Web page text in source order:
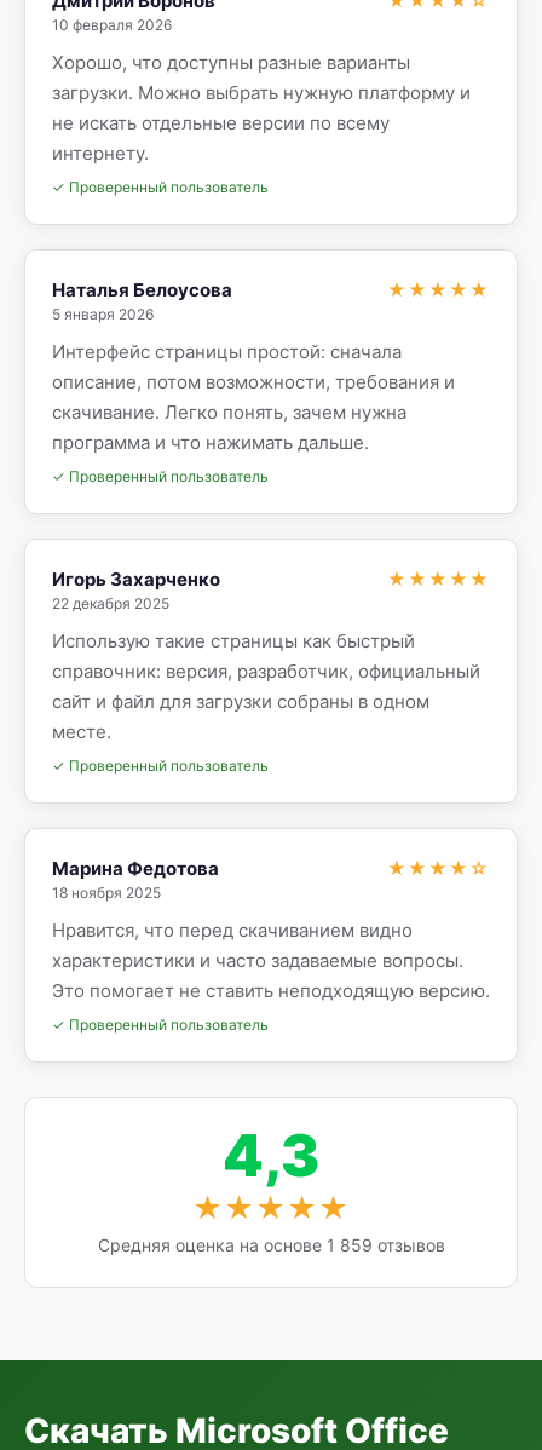
10 февраля 2026
Хорошо, что доступны разные варианты
загрузки. Можно выбрать нужную платформу и
не искать отдельные версии по всему
интернету.
✓ Проверенный пользователь
Наталья Белоусова
5 января 2026
★★★★★
Интерфейс страницы простой: сначала
описание, потом возможности, требования и
скачивание. Легко понять, зачем нужна
программа и что нажимать дальше.
✓ Проверенный пользователь
Игорь Захарченко
22 декабря 2025
★★★★★
Использую такие страницы как быстрый
справочник: версия, разработчик, официальный
сайт и файл для загрузки собраны в одном
месте.
✓ Проверенный пользователь
Марина Федотова
18 ноября 2025
★★★★☆
Нравится, что перед скачиванием видно
характеристики и часто задаваемые вопросы.
Это помогает не ставить неподходящую версию.
✓ Проверенный пользователь
4,3
★★★★★
Средняя оценка на основе 1 859 отзывов
Скачать Microsoft Office